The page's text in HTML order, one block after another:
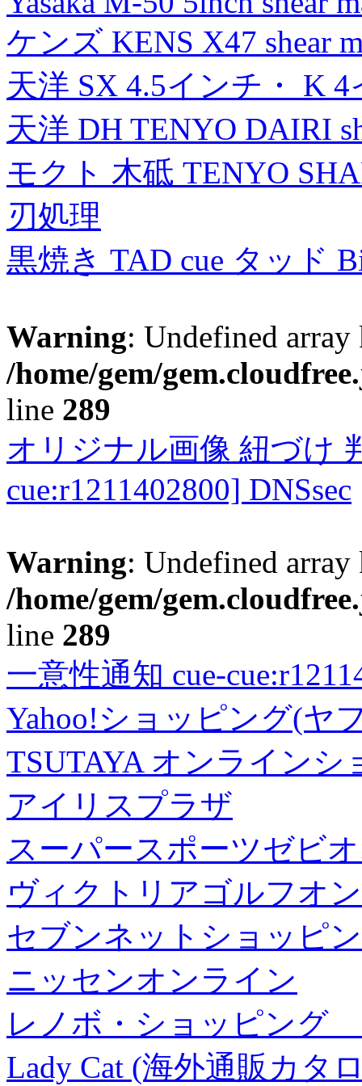
ケンズ KENS X47 shear
天洋 SX 4.5インチ・ K
天洋 DH TENYO DAIRI
モクト 木砥 TENYO
刃処理
黒焼き TAD cue タッド
Warning: Undefined
/home/gem/
line 289
オリジナル画像 紐づけ
cue:r1211402800] DNSsec
Warning: Undefined
/home/gem/
line 289
一意性通知 cue-
Yahoo!ショッピング(ヤ
TSUTAYA オンラインシ
アイリスプラザ
スーパースポーツゼビ
ヴィクトリアゴルフオ
セブンネットショッピ
ニッセンオンライン
レノボ・ショッピング
Lady Cat (海外通販カタ